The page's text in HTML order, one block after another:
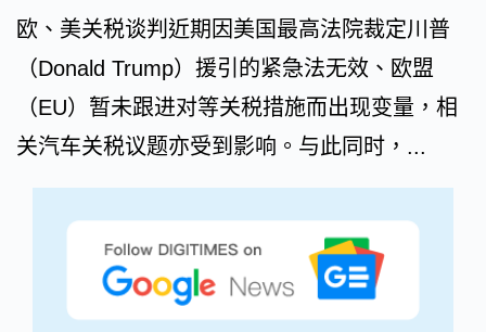
欧、美关税谈判近期因美国最高法院裁定川普
（Donald Trump）援引的紧急法无效、欧盟
（EU）暂未跟进对等关税措施而出现变量，相
关汽车关税议题亦受到影响。与此同时，...